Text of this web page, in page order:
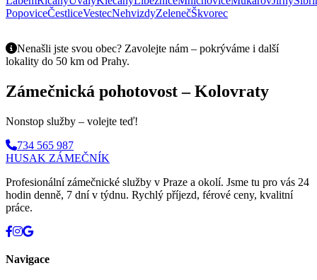
PopoviceČestliceVestecNehvizdyZelenečŠkvorec
Nenašli jste svou obec? Zavolejte nám – pokrýváme i další
lokality do 50 km od Prahy.
Zámečnická pohotovost – Kolovraty
Nonstop služby – volejte teď!
734 565 987
HUSAK ZÁMEČNÍK
Profesionální zámečnické služby v Praze a okolí. Jsme tu pro vás 24
hodin denně, 7 dní v týdnu. Rychlý příjezd, férové ceny, kvalitní
práce.
Navigace